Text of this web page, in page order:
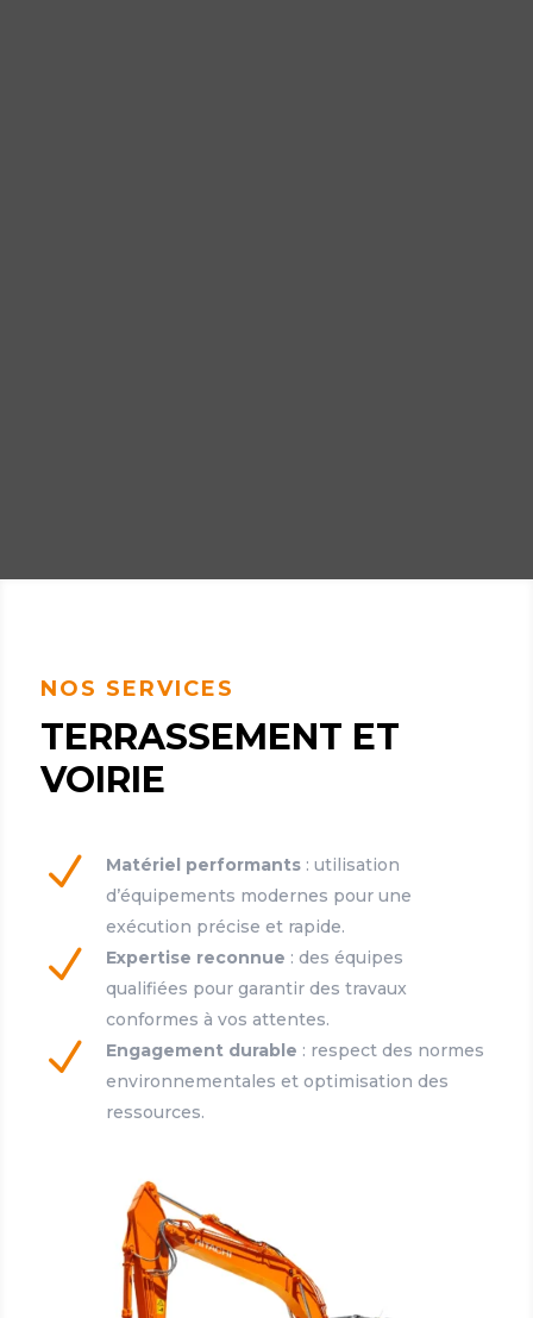
NOS SERVICES
TERRASSEMENT ET
VOIRIE
N Matériel performants : utilisation
d’équipements modernes pour une
exécution précise et rapide.
N Expertise reconnue : des équipes
qualifiées pour garantir des travaux
conformes à vos attentes.
N Engagement durable : respect des normes
environnementales et optimisation des
ressources.